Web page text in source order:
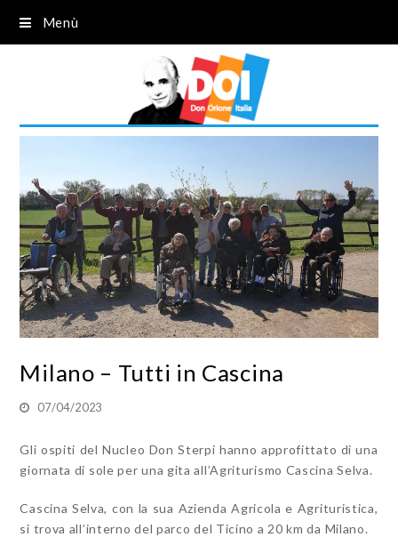
Menù
Milano – Tutti in Cascina
07/04/2023
Gli ospiti del Nucleo Don Sterpi hanno approfittato di una
giornata di sole per una gita all’Agriturismo Cascina Selva.
Cascina Selva, con la sua Azienda Agricola e Agrituristica,
si trova all’interno del parco del Ticino a 20 km da Milano.